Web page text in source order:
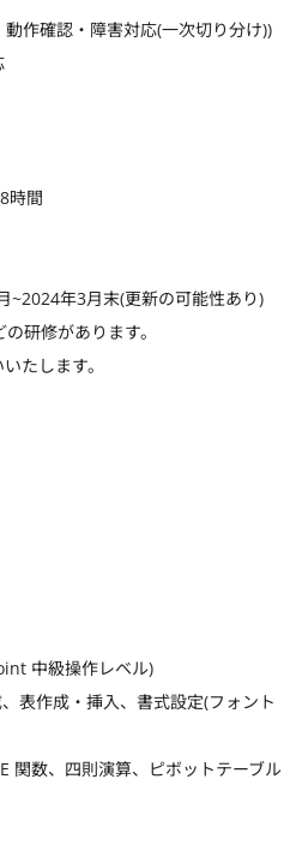
作確認・障害対応(一次切り分け))
時間
~2024年3月末(更新の可能性あり)
研修があります。
たします。
中級操作レベル)
表作成・挿入、書式設定(フォント
関数、四則演算、ピボットテーブル